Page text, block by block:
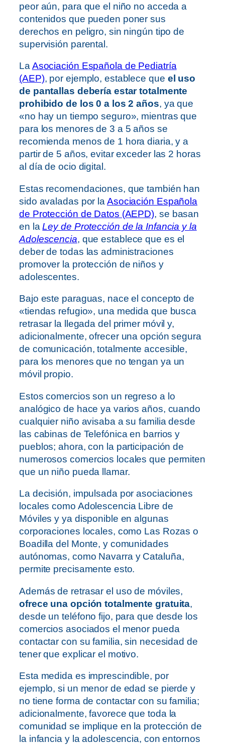
peor aún, para que el niño no acceda a
contenidos que pueden poner sus
derechos en peligro, sin ningún tipo de
supervisión parental.
LaAsociación Española de Pediatría
(AEP), por ejemplo, establece que el uso
de pantallas debería estar totalmente
prohibido de los 0 a los 2 años, ya que
«no hay un tiempo seguro», mientras que
para los menores de 3 a 5 años se
recomienda menos de 1 hora diaria, y a
partir de 5 años, evitar exceder las 2 horas
al día de ocio digital.
Estas recomendaciones, que también han
sido avaladas por la Asociación Española
de Protección de Datos (AEPD), se basan
en laLey de Protección de la Infancia y la
Adolescencia, que establece que es el
deber de todas las administraciones
promover la protección de niños y
adolescentes.
Bajo este paraguas, nace el concepto de
«tiendas refugio», una medida que busca
retrasar la llegada del primer móvil y,
adicionalmente, ofrecer una opción segura
de comunicación, totalmente accesible,
para los menores que no tengan ya un
móvil propio.
Estos comercios son un regreso a lo
analógico de hace ya varios años, cuando
cualquier niño avisaba a su familia desde
las cabinas de Telefónica en barrios y
pueblos; ahora, con la participación de
numerosos comercios locales que permiten
que un niño pueda llamar.
La decisión, impulsada por asociaciones
locales como Adolescencia Libre de
Móviles y ya disponible en algunas
corporaciones locales, como Las Rozas o
Boadilla del Monte, y comunidades
autónomas, como Navarra y Cataluña,
permite precisamente esto.
Además de retrasar el uso de móviles,
ofrece una opción totalmente gratuita,
desde un teléfono fijo, para que desde los
comercios asociados el menor pueda
contactar con su familia, sin necesidad de
tener que explicar el motivo.
Esta medida es imprescindible, por
ejemplo, si un menor de edad se pierde y
no tiene forma de contactar con su familia;
adicionalmente, favorece que toda la
comunidad se implique en la protección de
la infancia y la adolescencia, con entornos